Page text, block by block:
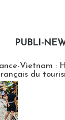
PUBLI-
Vietnam :
du